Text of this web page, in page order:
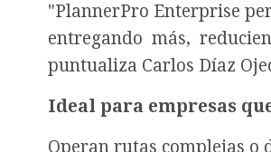
"PlannerPro Enterprise
entregando más,
puntualiza Carlos Díaz
Ideal para empresas
Operan rutas complejas o